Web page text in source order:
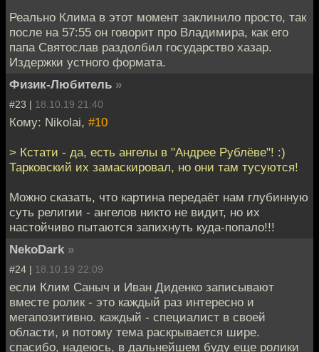
Реально Клима в этот момент заклинило просто, так
после на 57:55 он говорит про Владимира, как его
папа Святослав раздолбил государство хазар.
Издержки устного формата.
Физик-Любитель »
#23 | 18.10.19 21:40
Кому: Nikolai, #10
> Кстати - да, есть ангелы в "Андрее Рублёве"! :)
Тарковский их замаскировал, но они там тусуются!
Можно сказать, что картина передаёт нам глубинную
суть религии - ангелов никто не видит, но их
настойчиво пытаются запихнуть куда-попало!!!
NekoDark »
#24 | 18.10.19 22:09
если Клим Саныч и Иван Диденко записывают
вместе ролик - это каждый раз интересно и
мегапозитивно. каждый - специалист в своей
области, и потому тема раскрывается шире.
спасибо, надеюсь, в дальнейшем буду еще ролики